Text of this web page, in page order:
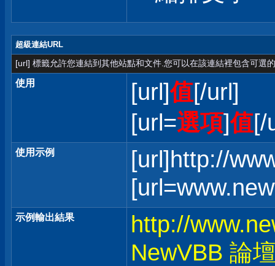
超級連結URL
[url] 標籤允許您連結到其他站點和文件.您可以在該連結裡包含可選
使用 [url]值[/url]
[url=選項]值[/
使用示例
[url]http://
示例輸出結果
http://
NewVBB 論